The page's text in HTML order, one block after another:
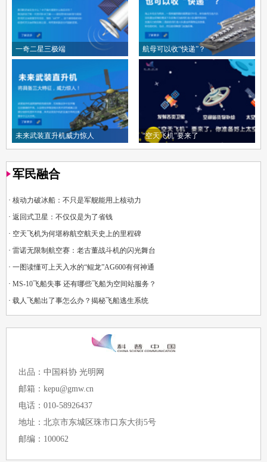
一奇二星三极端 航母可以收“快递”？
未来武装直升机威力惊人 “空天飞机”要来了
军民融合
· 核动力破冰船：不只是军舰能用上核动力
· 返回式卫星：不仅仅是为了省钱
· 空天飞机为何堪称航空航天史上的里程碑
· 雷诺无限制航空赛：老古董战斗机的闪光舞台
· 一图读懂可上天入水的“鲲龙”AG600有何神通
· MS-10飞船失事 还有哪些飞船为空间站服务？
· 载人飞船出了事怎么办？揭秘飞船逃生系统
出品：中国科协 光明网
邮箱：kepu@gmw.cn
电话：010-58926437
地址：北京市东城区珠市口东大街5号
邮编：100062